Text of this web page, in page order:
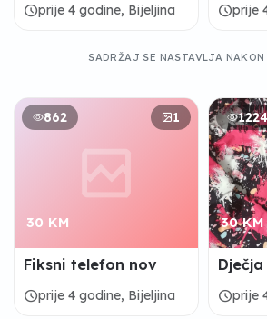
scheduleprije 4 godine, Bijeljina
scheduleprije
SADRŽAJ SE NASTAVLJA NAKON
862 1
30 KM
Fiksni telefon nov
scheduleprije 4 godine, Bijeljina
1224
30 KM
scheduleprije